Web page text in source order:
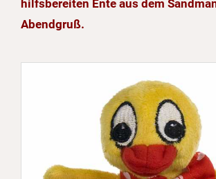
hilfsbereiten Ente aus dem
Abendgruß.